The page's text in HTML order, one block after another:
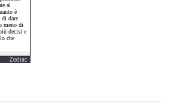
Zodiac